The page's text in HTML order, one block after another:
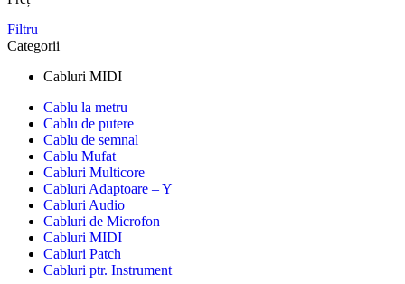
Filtru
Categorii
Cabluri MIDI
Cablu la metru
Cablu de putere
Cablu de semnal
Cablu Mufat
Cabluri Multicore
Cabluri Adaptoare – Y
Cabluri Audio
Cabluri de Microfon
Cabluri MIDI
Cabluri Patch
Cabluri ptr. Instrument